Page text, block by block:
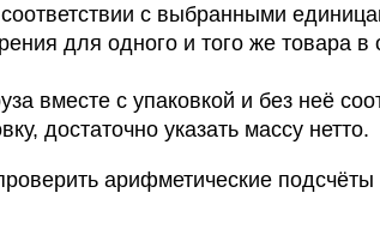
с выбранными
для одного и того же товара в
вместе с упаковкой и без неё
достаточно указать массу нетто.
арифметические подсчёты